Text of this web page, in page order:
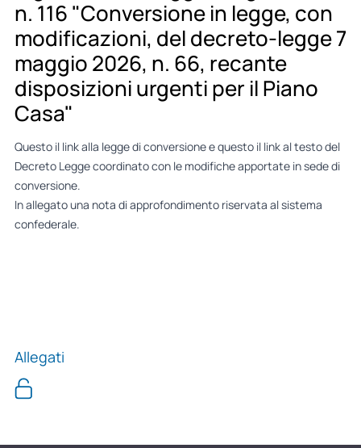
n. 116 "Conversione in legge, con
modificazioni, del decreto-legge 7
maggio 2026, n. 66, recante
disposizioni urgenti per il Piano
Casa"
Questo il link alla legge di conversionee questo il link al testo del
Decreto Legge coordinatocon le modifiche apportate in sede di
conversione.
In allegato una nota di approfondimento riservata al sistema
confederale.
Allegati